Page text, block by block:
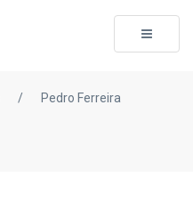
Toggle
/ Pedro Ferreira